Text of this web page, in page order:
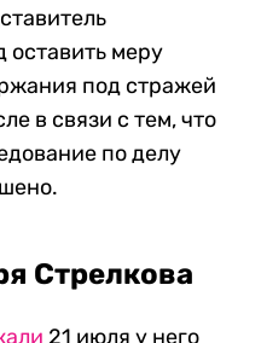
оставить меру
под стражей
в связи с тем, что
по делу
Стрелкова
21 июля у него